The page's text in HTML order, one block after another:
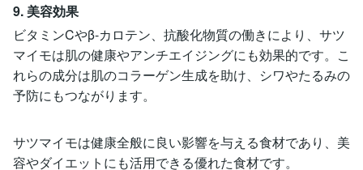
9. 美容効果
ビタミンCやβ-カロテン、抗酸化物質の働きにより、サツ
マイモは肌の健康やアンチエイジングにも効果的です。こ
れらの成分は肌のコラーゲン生成を助け、シワやたるみの
予防にもつながります。
サツマイモは健康全般に良い影響を与える食材であり、美
容やダイエットにも活用できる優れた食材です。